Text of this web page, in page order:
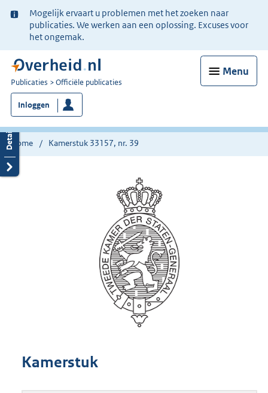
Ter
informatie:
Mogelijk ervaart u problemen met het zoeken naar
publicaties. We werken aan een oplossing. Excuses voor
het ongemak.
Menu
U
bent
nu
hier:
Publicaties Officiële publicaties
Inloggen
Home Kamerstuk 33157, nr. 39
Kamerstuk